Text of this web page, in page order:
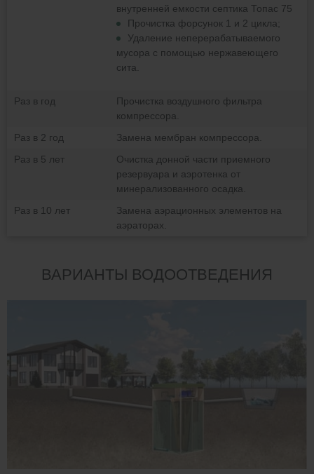
внутренней емкости септика Топас 75
Прочистка форсунок 1 и 2 цикла;
Удаление неперерабатываемого
мусора с помощью нержавеющего
сита.
Раз в год
Прочистка воздушного фильтра
компрессора.
Раз в 2 год
Замена мембран компрессора.
Раз в 5 лет
Очистка донной части приемного
резервуара и аэротенка от
минерализованного осадка.
Раз в 10 лет
Замена аэрационных элементов на
аэраторах.
ВАРИАНТЫ ВОДООТВЕДЕНИЯ